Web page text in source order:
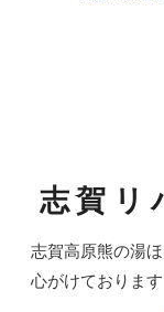
志賀リ
志賀高原熊の湯
心がけております